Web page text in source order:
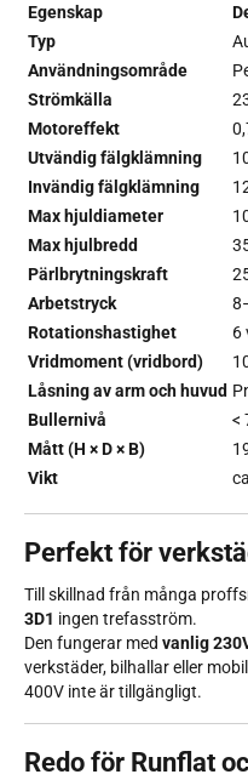
Egenskap
Typ
Användningsområde
Strömkälla
Motoreffekt
Utvändig fälgklämning
Invändig fälgklämning
Max hjuldiameter
Max hjulbredd
Pärlbrytningskraft
Arbetstryck
Rotationshastighet
6
Vridmoment (vridbord)
Låsning av arm och huvud
Bullernivå
<
Mått (H × D × B)
Vikt
Perfekt för
Till skillnad från många
3D1 ingen trefasström.
Den fungerar med vanlig
verkstäder, bilhallar eller
400V inte är tillgängligt.
Redo för Runflat